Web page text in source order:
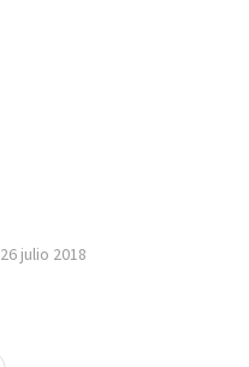
26 julio 2018